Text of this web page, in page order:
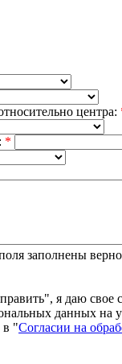
центра:
*
заполнены верно
я даю свое
данных на
в "Согласии на